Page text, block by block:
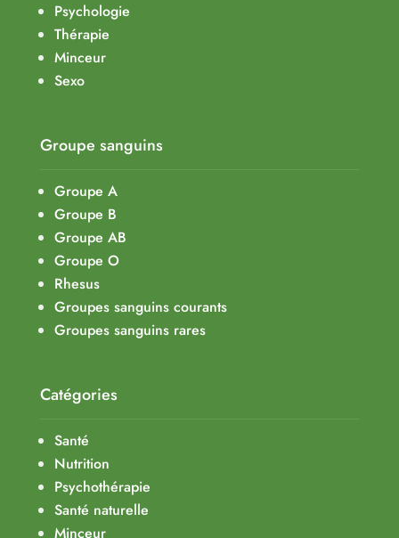
Psychologie
Thérapie
Minceur
Sexo
Groupe sanguins
Groupe A
Groupe B
Groupe AB
Groupe O
Rhesus
Groupes sanguins courants
Groupes sanguins rares
Catégories
Santé
Nutrition
Psychothérapie
Santé naturelle
Minceur